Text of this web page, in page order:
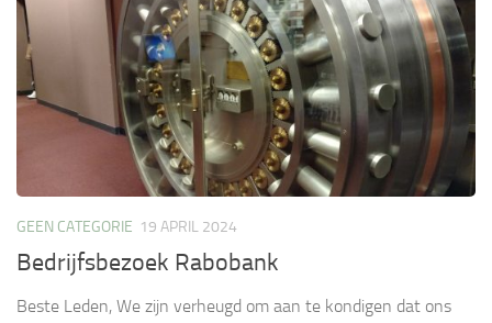
GEEN CATEGORIE 19 APRIL 2024
Bedrijfsbezoek Rabobank
Beste Leden, We zijn verheugd om aan te kondigen dat ons